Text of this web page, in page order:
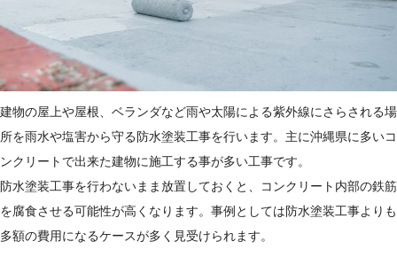
建物の屋上や屋根、ベランダなど雨や太陽による紫外線にさらされる場
所を雨水や塩害から守る防水塗装工事を行います。主に沖縄県に多いコ
ンクリートで出来た建物に施工する事が多い工事です。
防水塗装工事を行わないまま放置しておくと、コンクリート内部の鉄筋
を腐食させる可能性が高くなります。事例としては防水塗装工事よりも
多額の費用になるケースが多く見受けられます。